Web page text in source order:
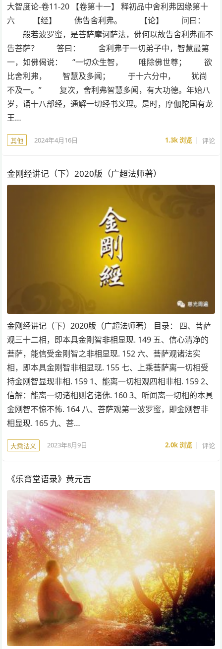
大智度论-卷11-20 【卷第十一】 释初品中舍利弗因缘第十
六 【经】 佛告舍利弗。 【论】 问曰：
般若波罗蜜，是菩萨摩诃萨法，佛何以故告舍利弗而不
告菩萨？ 答曰： 舍利弗于一切弟子中，智慧最第
一，如佛偈说： “一切众生智， 唯除佛世尊； 欲
比舍利弗， 智慧及多闻； 于十六分中， 犹尚
不及一。” 复次，舍利弗智慧多闻，有大功德。年始八
岁，诵十八部经，通解一切经书义理。是时，摩伽陀国有龙
王…
其他 2024年4月16日 1.3k浏览 评论
金刚经讲记（下）2020版（广超法师著）
金刚经讲记（下）2020版（广超法师著） 目录： 四、菩萨
观三十二相，即本具金刚智非相显现. 149 五、信心清净的
菩萨，能信受金刚智之非相显现. 152 六、菩萨观诸法实
相，即本具金刚智非相显现. 155 七、上乘菩萨离一切相受
持金刚智显现非相. 159 1、能离一切相观四相非相. 159 2、
信解：能离一切诸相则名诸佛. 160 3、听闻离一切相的本具
金刚智不惊不怖. 164 八、菩萨观第一波罗蜜，即金刚智非
相显现. 165 九、菩…
大乘法义 2023年8月9日 2.0k浏览 评论
《乐育堂语录》黄元吉